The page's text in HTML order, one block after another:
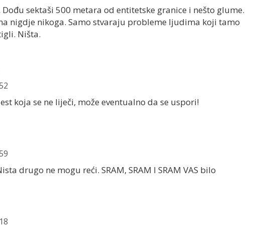
sektaši 500 metara od entitetske granice i nešto glume.
nigdje nikoga. Samo stvaraju probleme ljudima koji tamo
Ništa.
koja se ne liječi, može eventualno da se uspori!
drugo ne mogu reći. SRAM, SRAM I SRAM VAS bilo